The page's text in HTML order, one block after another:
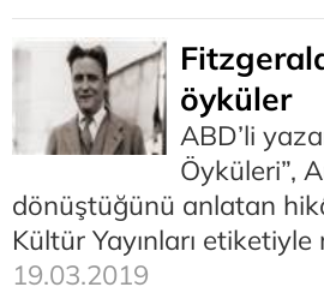
öyküler
ABD’li
Öyküleri”,
dönüştüğünü anlatan
Kültür Yayınları
19.03.2019